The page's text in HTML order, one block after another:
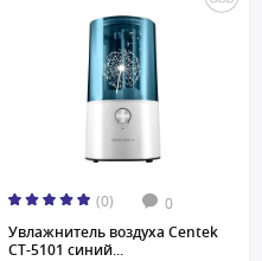
(0) 0
Увлажнитель воздуха Centek
СТ-5101 синий...